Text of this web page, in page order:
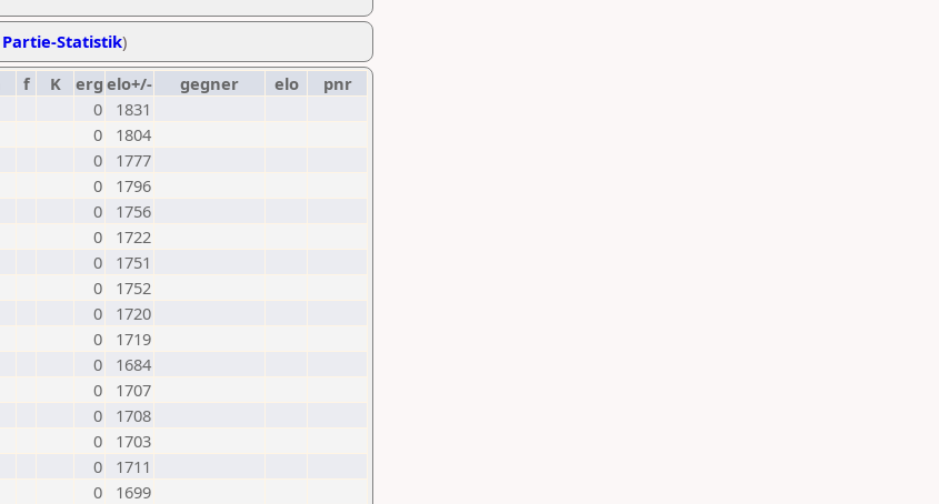
Statistik)
f K erg elo+/- gegner elo
pnr
0
1831
0
1804
0
1777
0
1796
0
1756
0
1722
0
1751
0
1752
0
1720
0
1719
0
1684
0
1707
0
1708
0
1703
0
1711
0
1699